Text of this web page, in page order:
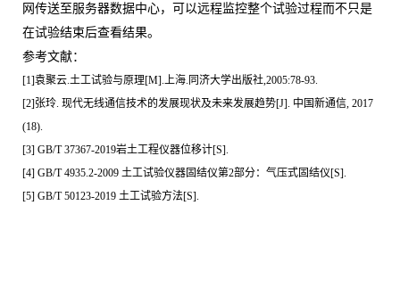
网传送至服务器数据中心，可以远程监控整个试验过程而不只是
在试验结束后查看结果。
参考文献：
[1]袁聚云.土工试验与原理[M].上海. 同济大学出版社,2005:78-93.
[2]张玲. 现代无线通信技术的发展现状及未来发展趋势[J]. 中国新通信, 2017
(18).
[3] GB/T 37367-2019岩土工程仪器位移计[S].
[4] GB/T 4935.2-2009 土工试验仪器固结仪第2部分：气压式固结仪[S].
[5] GB/T 50123-2019 土工试验方法[S].